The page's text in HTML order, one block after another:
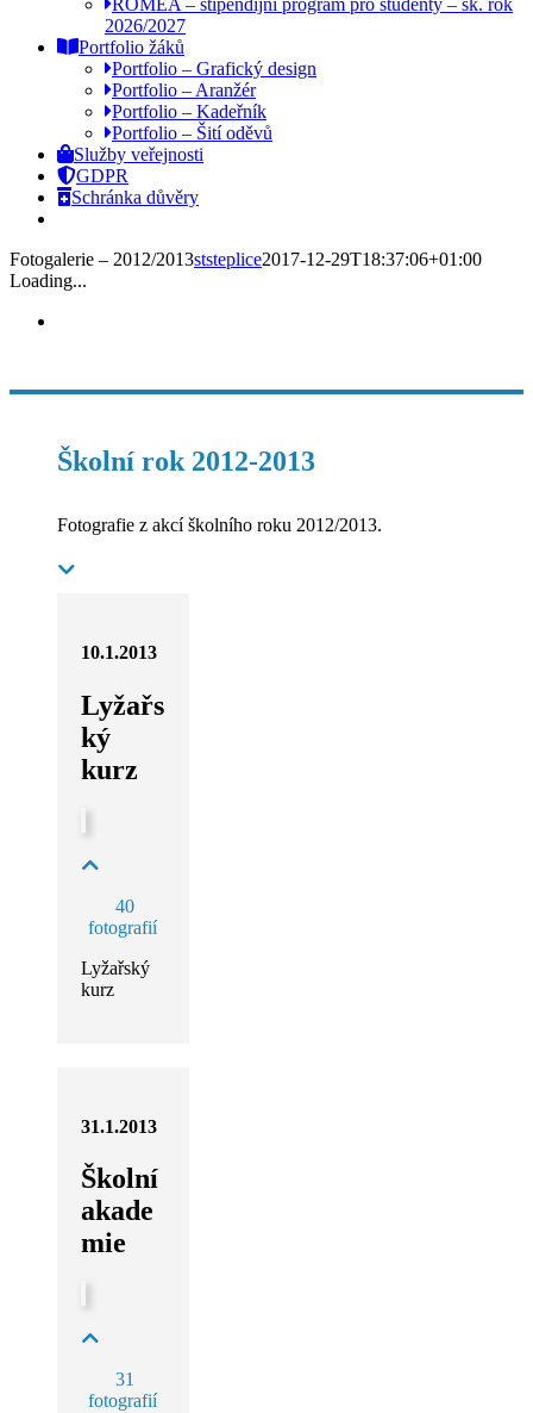
ROMEA – stipendijní program pro studenty – šk. rok
2026/2027
Portfolio žáků
Portfolio – Grafický design
Portfolio – Aranžér
Portfolio – Kadeřník
Portfolio – Šití oděvů
Služby veřejnosti
GDPR
Schránka důvěry
Fotogalerie – 2012/2013ststeplice2017-12-29T18:37:06+01:00
Loading...
Školní rok 2012-2013
Fotografie z akcí školního roku 2012/2013.
10.1.2013
Lyžařs
ký
kurz
40
fotografií
Lyžařský
kurz
31.1.2013
Školní
akade
mie
31
fotografií